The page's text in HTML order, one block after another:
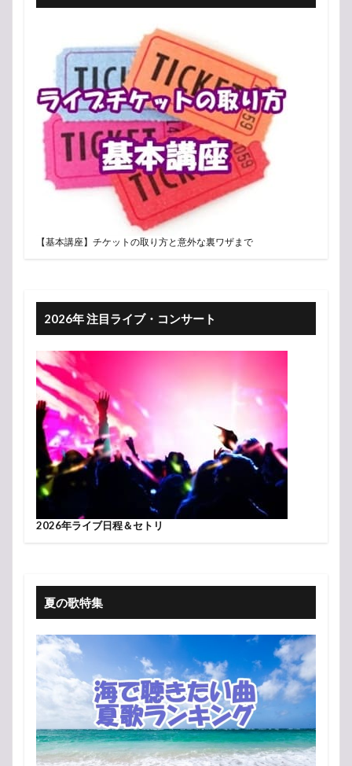
【基本講座】チケットの取り方と意外な裏ワザまで
2026年 注目ライブ・コンサート
2026年ライブ日程＆セトリ
夏の歌特集